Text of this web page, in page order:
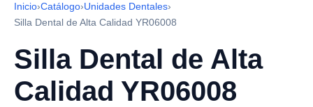
Inicio›Catálogo›Unidades Dentales›
Silla Dental de Alta Calidad YR06008
Silla Dental de Alta
Calidad YR06008